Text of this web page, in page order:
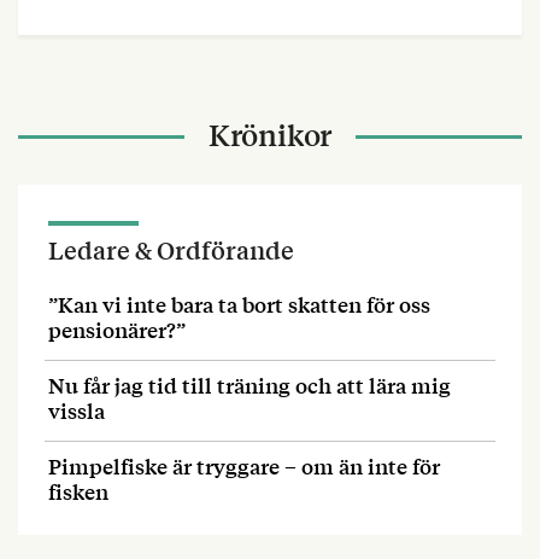
Krönikor
Ledare & Ordförande
”Kan vi inte bara ta bort skatten för oss
pensionärer?”
Nu får jag tid till träning och att lära mig
vissla
Pimpelfiske är tryggare – om än inte för
fisken